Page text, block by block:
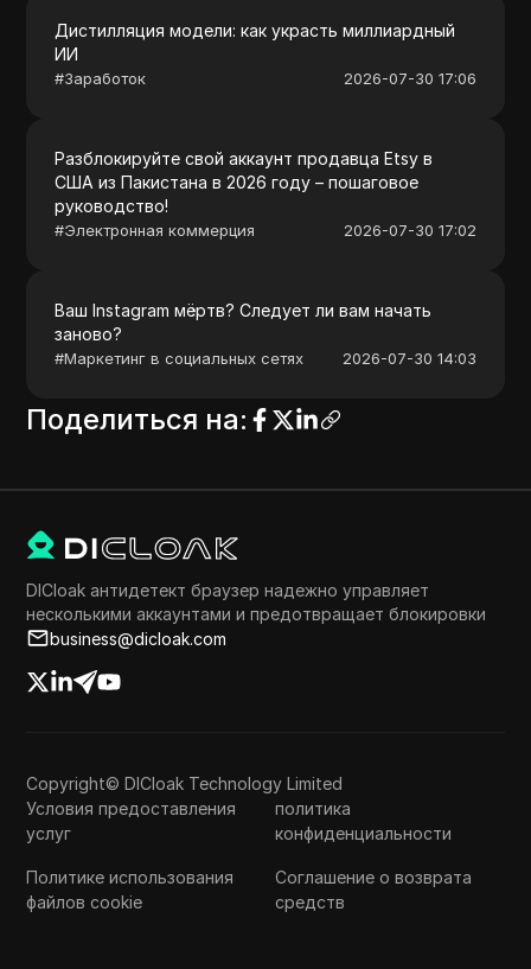
Дистилляция модели: как украсть миллиардный
ИИ
#Заработок 2026-07-30 17:06
Разблокируйте свой аккаунт продавца Etsy в
США из Пакистана в 2026 году – пошаговое
руководство!
#Электронная коммерция 2026-07-30 17:02
Ваш Instagram мёртв? Следует ли вам начать
заново?
#Маркетинг в социальных сетях 2026-07-30 14:03
Поделиться на:
DICloak антидетект браузер надежно управляет
несколькими аккаунтами и предотвращает блокировки
business@dicloak.com
Copyright© DICloak Technology Limited
Условия предоставления
услуг
политика
конфиденциальности
Политике использования
файлов cookie
Соглашение о возврата
средств